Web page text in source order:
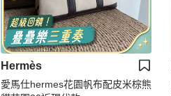
Hermès
愛馬仕hermes花園帆布配皮米棕熊